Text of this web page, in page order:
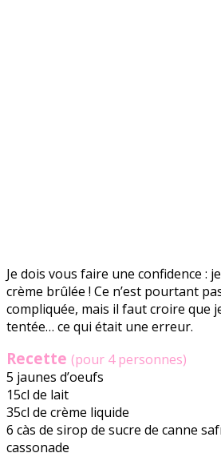
Je dois vous faire une confidence :
crème brûlée ! Ce n’est pourtant
compliquée, mais il faut croire que
tentée… ce qui était une erreur.
Recette (pour 4 personnes)
5 jaunes d’oeufs
15cl de lait
35cl de crème liquide
6 càs de sirop de sucre de canne
cassonade